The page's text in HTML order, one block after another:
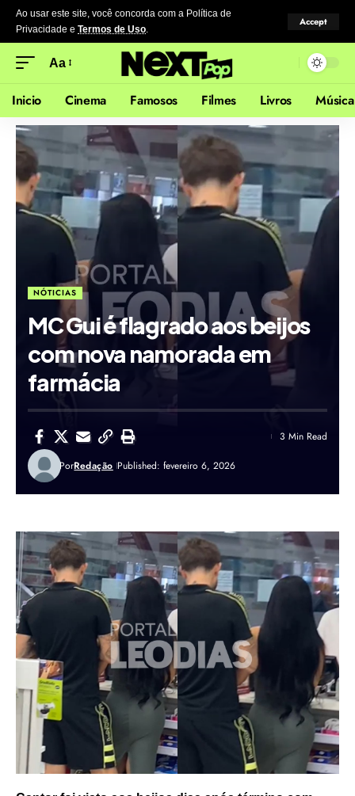
Ao usar este site, você concorda com a Política de
Privacidade e Termos de Uso.
Accept
Aa
Inicio Cinema Famosos Filmes Livros Música
NÓTICIAS
MC Gui é flagrado aos beijos
com nova namorada em
farmácia
PorRedação Published: fevereiro 6, 2026
3 Min Read